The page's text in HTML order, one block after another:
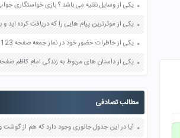
یکی از وسایل نقلیه می باشد ؟ بازی خواستگاری
مطالب تصادفی